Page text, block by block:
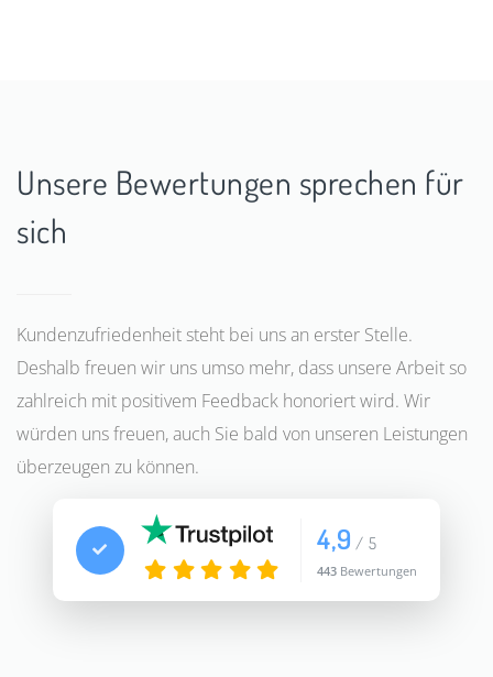
Unsere Bewertungen sprechen für
sich
Kundenzufriedenheit steht bei uns an erster Stelle.
Deshalb freuen wir uns umso mehr, dass unsere Arbeit so
zahlreich mit positivem Feedback honoriert wird. Wir
würden uns freuen, auch Sie bald von unseren Leistungen
überzeugen zu können.
4,9 / 5
443 Bewertungen